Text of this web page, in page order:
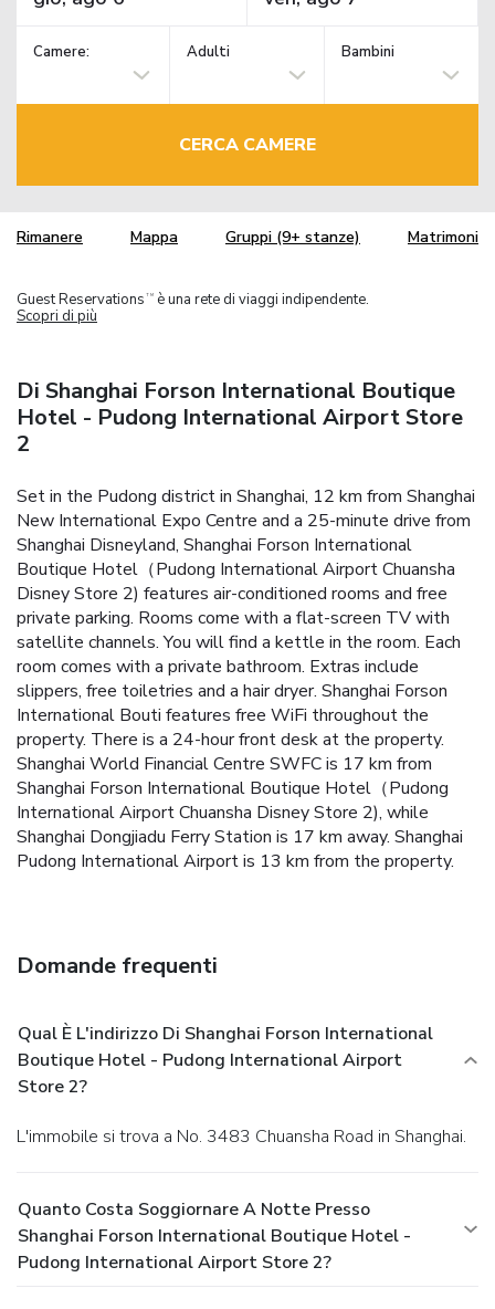
Camere: Adulti Bambini
CERCA CAMERE
Rimanere Mappa Gruppi (9+ stanze) Matrimoni
Guest Reservations TM
è una rete di viaggi indipendente.
Scopri di più
Di Shanghai Forson International Boutique
Hotel - Pudong International Airport Store
2
Set in the Pudong district in Shanghai, 12 km from Shanghai
New International Expo Centre and a 25-minute drive from
Shanghai Disneyland, Shanghai Forson International
Boutique Hotel（Pudong International Airport Chuansha
Disney Store 2) features air-conditioned rooms and free
private parking. Rooms come with a flat-screen TV with
satellite channels. You will find a kettle in the room. Each
room comes with a private bathroom. Extras include
slippers, free toiletries and a hair dryer. Shanghai Forson
International Bouti features free WiFi throughout the
property. There is a 24-hour front desk at the property.
Shanghai World Financial Centre SWFC is 17 km from
Shanghai Forson International Boutique Hotel（Pudong
International Airport Chuansha Disney Store 2), while
Shanghai Dongjiadu Ferry Station is 17 km away. Shanghai
Pudong International Airport is 13 km from the property.
Domande frequenti
Qual È L'indirizzo Di Shanghai Forson International
Boutique Hotel - Pudong International Airport
Store 2?
L'immobile si trova a No. 3483 Chuansha Road in Shanghai.
Quanto Costa Soggiornare A Notte Presso
Shanghai Forson International Boutique Hotel -
Pudong International Airport Store 2?